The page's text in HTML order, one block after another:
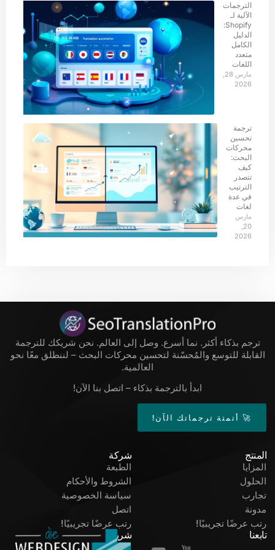
الترجمات
الآلية لـ
Shopify:
الدليل
الكامل
متعدد
اللغات
مارس 28,
2026
ترجمة
تحسين
محركات
البحث:
كيف
تتصدر
الترتيب
في عدة
لغات
مارس
20,
2026
ترجم بذكاء أكثر. نما أسرع. وصل إلى العالم. نحن شريكك للترجمة
القابلة للتوسع والمُحسّنة لتحسين محركات البحث – لننطلق معًا نحو
العالمية.
ابدأ بالترجمة بذكاء – اتصل بنا الآن!
🚀 أتمتة ترجماتك الآن!
المنتج
المزايا
الحلول
تجارب
مدونة
رتب عرضًا تجريبيًا!
تابعنا
شركة
الطبعة
الشروط والأحكام
سياسة الخصوصية
اتصل
رتب عرضًا تجريبيًا!
شريك